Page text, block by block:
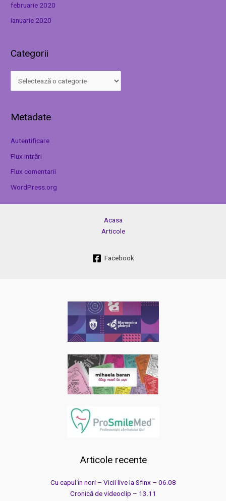
februarie 2020
ianuarie 2020
Categorii
Metadate
Autentificare
Flux intrări
Flux comentarii
WordPress.org
Acasa
Articole
Facebook
Articole recente
Cu capul în nori – Vicii live la Sfinx – 06.08
Cronică de videoclip – 13.11